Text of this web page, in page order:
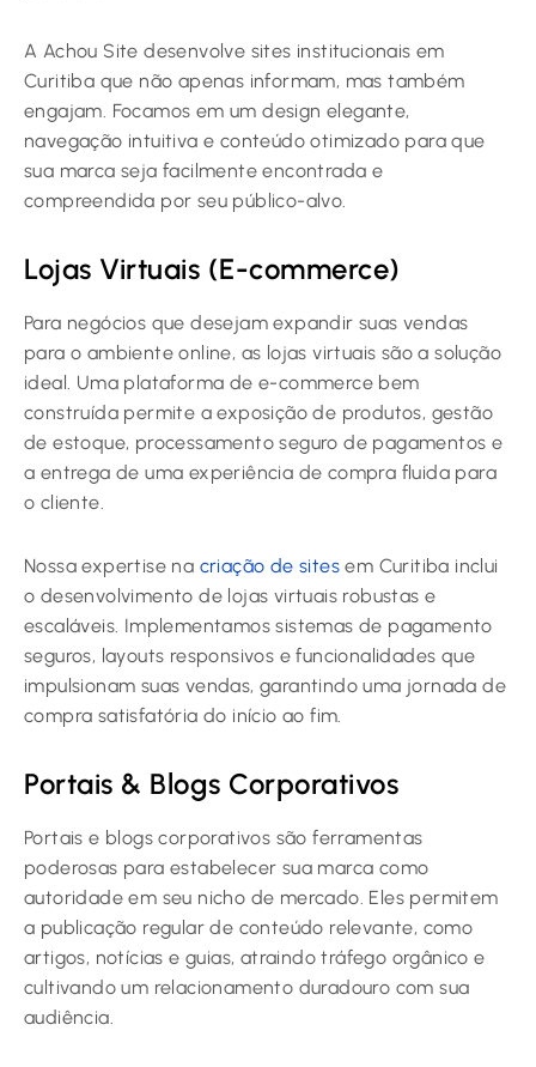
A Achou Site desenvolve sites institucionais em
Curitiba que não apenas informam, mas também
engajam. Focamos em um design elegante,
navegação intuitiva e conteúdo otimizado para que
sua marca seja facilmente encontrada e
compreendida por seu público-alvo.
Lojas Virtuais (E-commerce)
Para negócios que desejam expandir suas vendas
para o ambiente online, as lojas virtuais são a solução
ideal. Uma plataforma de e-commerce bem
construída permite a exposição de produtos, gestão
de estoque, processamento seguro de pagamentos e
a entrega de uma experiência de compra fluida para
o cliente.
Nossa expertise na criação de sites em Curitiba inclui
o desenvolvimento de lojas virtuais robustas e
escaláveis. Implementamos sistemas de pagamento
seguros, layouts responsivos e funcionalidades que
impulsionam suas vendas, garantindo uma jornada de
compra satisfatória do início ao fim.
Portais & Blogs Corporativos
Portais e blogs corporativos são ferramentas
poderosas para estabelecer sua marca como
autoridade em seu nicho de mercado. Eles permitem
a publicação regular de conteúdo relevante, como
artigos, notícias e guias, atraindo tráfego orgânico e
cultivando um relacionamento duradouro com sua
audiência.